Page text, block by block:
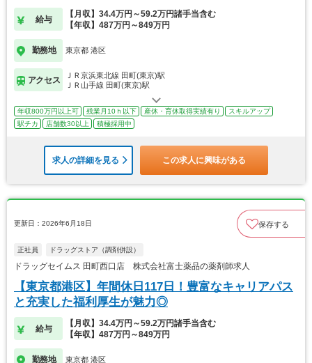
給与
【月収】34.4万円～59.2万円諸手当含む
【年収】487万円～849万円
勤務地 東京都 港区
アクセス
ＪＲ京浜東北線 田町(東京)駅
ＪＲ山手線 田町(東京)駅
年収800万円以上可 残業月10ｈ以下 産休・育休取得実績有り
スキルアップ
駅チカ
店舗数30以上 積極採用中
求人の詳細を見る この求人に興味がある
更新日：2026年6月18日 保存する
正社員 ドラッグストア（調剤併設）
ドラッグセイムス 田町西口店 株式会社富士薬品の薬剤師求人
【東京都港区】年間休日117日！豊富なキャリアパス
と充実した福利厚生が魅力◎
給与
【月収】34.4万円～59.2万円諸手当含む
【年収】487万円～849万円
勤務地 東京都 港区